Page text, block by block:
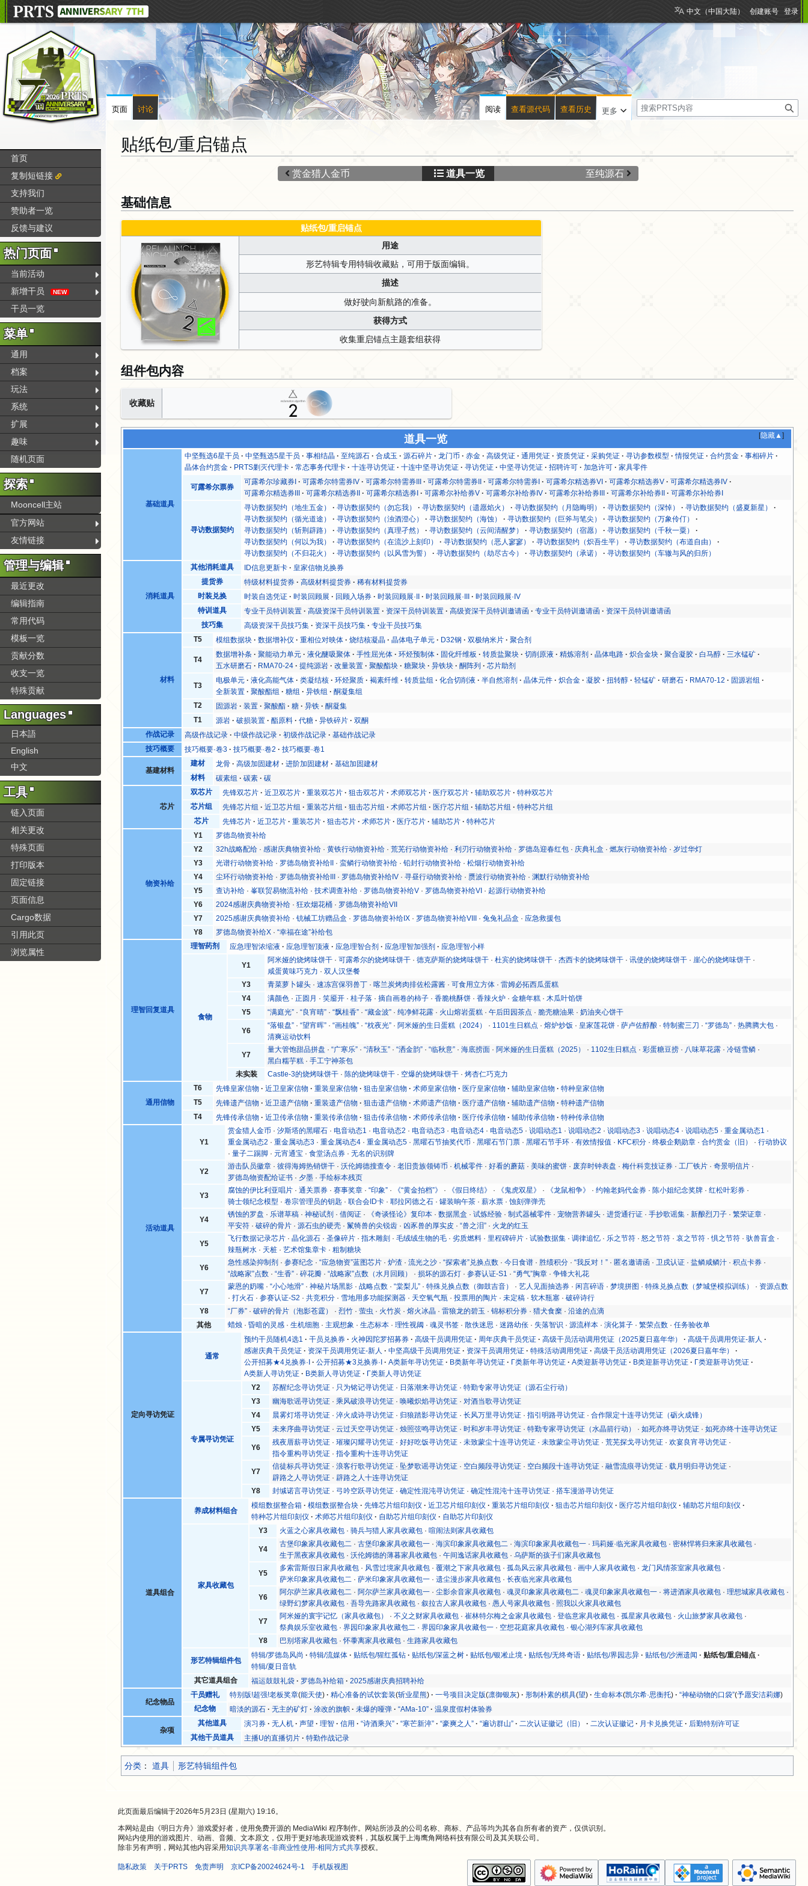
贴纸包/重启锚点
到
导
到
搜
道具一览
赏金猎人金币 至纯源石
基础信息
贴纸包/重启锚点
用途
形艺特辑专用特辑收藏贴，可用于版面编辑。
描述
做好驶向新航路的准备。
获得方式
收集重启锚点主题套组获得
组件包内容
收藏贴
[隐藏▲]
道具一览
基础道具
中坚甄选6星干员 中坚甄选5星干员 事相结晶 至纯源石 合成玉 源石碎片 龙门币 赤金 高级凭证 通用凭证 资质凭证 采购凭证 寻访参数模型 情报凭证 合约赏金
事相碎片
晶体合约赏金
PRTS剿灭代理卡 常态事务代理卡 十连寻访凭证 十连中坚寻访凭证 寻访凭证 中坚寻访凭证 招聘许可 加急许可 家具零件
可露希尔票券
可露希尔珍藏券I 可露希尔特需券IV 可露希尔特需券III 可露希尔特需券II 可露希尔特需券I 可露希尔精选券VI 可露希尔精选券V
可露希尔精选券IV
可露希尔精选券III
可露希尔精选券II 可露希尔精选券I 可露希尔补给券V 可露希尔补给券IV 可露希尔补给券III 可露希尔补给券II 可露希尔补给券I
寻访数据契约
寻访数据契约（地生五金） 寻访数据契约（勿忘我） 寻访数据契约（遗愿焰火） 寻访数据契约（月隐晦明） 寻访数据契约（深悼）
寻访数据契约（盛夏新星）
寻访数据契约（循光道途）
寻访数据契约（浊酒澄心） 寻访数据契约（海蚀） 寻访数据契约（巨斧与笔尖）
寻访数据契约（万象伶仃）
寻访数据契约（斩荆辟路）
寻访数据契约（真理孑然） 寻访数据契约（云间清醒梦） 寻访数据契约（宿愿）
寻访数据契约（千秋一粟）
寻访数据契约（何以为我）
寻访数据契约（在流沙上刻印） 寻访数据契约（恶人寥寥） 寻访数据契约（炽吾生平）
寻访数据契约（布道自由）
寻访数据契约（不归花火）
寻访数据契约（以风雪为誓） 寻访数据契约（劫尽古今） 寻访数据契约（承诺） 寻访数据契约（车辙与风的归所）
消耗道具
其他消耗道具 ID信息更新卡
皇家信物兑换券
提货券
特级材料提货券 高级材料提货券
稀有材料提货券
时装兑换
时装自选凭证 时装回顾展 回顾入场券 时装回顾展·II 时装回顾展·III
时装回顾展·IV
特训道具
专业干员特训装置 高级资深干员特训装置 资深干员特训装置 高级资深干员特训邀请函 专业干员特训邀请函
资深干员特训邀请函
技巧集
高级资深干员技巧集 资深干员技巧集 专业干员技巧集
材料
T5 模组数据块 数据增补仪 重相位对映体 烧结核凝晶 晶体电子单元 D32钢 双极纳米片 聚合剂
T4
数据增补条 聚能动力单元 液化醚吸聚体 手性屈光体 环烃预制体 固化纤维板 转质盐聚块 切削原液 精炼溶剂 晶体电路 炽合金块 聚合凝胶 白马醇
三水锰矿
五水研磨石
RMA70-24 提纯源岩 改量装置 聚酸酯块 糖聚块 异铁块 酮阵列 芯片助剂
T3
电极单元 液化高能气体 类凝结核 环烃聚质 褐素纤维 转质盐组 化合切削液 半自然溶剂 晶体元件 炽合金 凝胶 扭转醇 轻锰矿 研磨石 RMA70-12
固源岩组
全新装置
聚酸酯组 糖组 异铁组
酮凝集组
T2
固源岩 装置 聚酸酯 糖 异铁
酮凝集
T1
源岩 破损装置 酯原料 代糖 异铁碎片
双酮
作战记录
高级作战记录 中级作战记录 初级作战记录
基础作战记录
技巧概要
技巧概要·卷3 技巧概要·卷2 技巧概要·卷1
基建材料
建材 龙骨 高级加固建材 进阶加固建材
基础加固建材
材料
碳素组 碳素 碳
芯片
双芯片 先锋双芯片 近卫双芯片 重装双芯片 狙击双芯片 术师双芯片 医疗双芯片 辅助双芯片
特种双芯片
芯片组
先锋芯片组 近卫芯片组 重装芯片组 狙击芯片组 术师芯片组 医疗芯片组 辅助芯片组
特种芯片组
芯片
先锋芯片 近卫芯片 重装芯片 狙击芯片 术师芯片 医疗芯片 辅助芯片 特种芯片
物资补给
Y1
罗德岛物资补给
Y2
32h战略配给 ·感谢庆典物资补给 ·黄铁行动物资补给 ·荒芜行动物资补给 ·利刃行动物资补给 · 罗德岛迎春红包 · 庆典礼盒 ·燃灰行动物资补给 ·岁过华灯
Y3
光谱行动物资补给 · 罗德岛物资补给II ·蛮鳞行动物资补给 ·铅封行动物资补给 ·松烟行动物资补给
Y4
尘环行动物资补给 · 罗德岛物资补给III · 罗德岛物资补给IV ·寻昼行动物资补给 · 赝波行动物资补给 ·渊默行动物资补给
Y5
查访补给 ·峯联贸易物流补给 ·技术调查补给 · 罗德岛物资补给V · 罗德岛物资补给VI · 起源行动物资补给
Y6
2024感谢庆典物资补给 ·狂欢烟花桶 · 罗德岛物资补给VII
Y7
2025感谢庆典物资补给 ·铳械工坊赠品盒 · 罗德岛物资补给IX · 罗德岛物资补给VIII ·兔兔礼品盒 ·应急救援包
Y8
罗德岛物资补给X ·“幸福在途”补给包
理智回复道具
理智药剂 应急理智浓缩液 应急理智顶液 应急理智合剂 应急理智加强剂 应急理智小样
食物
Y1
阿米娅的烧烤味饼干 ·可露希尔的烧烤味饼干 ·德克萨斯的烧烤味饼干 ·杜宾的烧烤味饼干 ·杰西卡的烧烤味饼干 ·讯使的烧烤味饼干 · 崖心的烧烤味饼干 ·
咸蛋黄味巧克力 ·双人汉堡餐
Y3
青菜萝卜罐头 ·速冻宫保羽兽丁 ·喀兰炭烤肉排佐松露酱 ·可食用立方体 ·雷姆必拓西瓜蛋糕
Y4
满颜色 ·正圆月 ·笑靥开 ·桂子落 ·摘自画卷的柿子 ·香脆桃酥饼 ·香辣火炉 ·金糖年糕 ·木瓜叶馅饼
Y5
“满庭光” ·“良宵晴” ·“飘桂香” ·“藏金波” ·纯净鲜花露 · 火山熔岩蛋糕 ·午后田园茶点 · 脆壳糖油果 ·奶油夹心饼干
Y6
“落银盘” ·“望宵晖” ·“画桂魄” ·“枕夜光” · 阿米娅的生日蛋糕（2024） · 1101生日糕点 ·熔炉炒饭 · 皇家莲花饼 ·萨卢佐醇酿 ·特制蜜三刀 ·“罗德岛” ·热腾腾大包 ·
清爽运动饮料
Y7
量大管饱甜品拼盘 ·“广寒乐” ·“清秋玉” ·“洒金韵” ·“临秋意” ·海底捞面 · 阿米娅的生日蛋糕（2025） · 1102生日糕点 ·彩蛋糖豆捞 · 八味草花露 ·冷链雪鳞 ·
黑白糯芋糕 ·手工宁神茶包
未实装
Castle-3的烧烤味饼干 · 陈的烧烤味饼干 · 空爆的烧烤味饼干 ·烤杏仁巧克力
通用信物
T6 先锋皇家信物 近卫皇家信物 重装皇家信物 狙击皇家信物 术师皇家信物 医疗皇家信物 辅助皇家信物
特种皇家信物
T5
先锋遗产信物 近卫遗产信物 重装遗产信物 狙击遗产信物 术师遗产信物 医疗遗产信物 辅助遗产信物
特种遗产信物
T4
先锋传承信物 近卫传承信物 重装传承信物 狙击传承信物 术师传承信物 医疗传承信物 辅助传承信物 特种传承信物
活动道具
Y1
赏金猎人金币 ·汐斯塔的黑曜石 ·电音动态1 ·电音动态2 ·电音动态3 ·电音动态4 ·电音动态5 ·说唱动态1 ·说唱动态2 ·说唱动态3 ·说唱动态4 ·说唱动态5 ·重金属动态1 ·
重金属动态2 ·重金属动态3 ·重金属动态4 ·重金属动态5 ·黑曜石节抽奖代币 ·黑曜石节门票 ·黑曜石节手环 ·有效情报值 · KFC积分 ·终极企鹅勋章 ·合约赏金（旧） ·行动协议
·量子二踢脚 ·元宵通宝 ·食堂汤点券 ·无名的识别牌
Y2
游击队员徽章 ·彼得海姆热销饼干 ·沃伦姆德搜查令 ·老旧贵族领铸币 ·机械零件 ·好看的蘑菇 ·美味的蜜饼 · 废弃时钟表盘 ·梅什科竞技证券 ·工厂铁片 ·奇景明信片 ·
罗德岛物资配给证书 · 夕墨 ·手绘标本残页
Y3
腐蚀的伊比利亚唱片 ·通关票券 ·赛事奖章 ·“印象” · 《“黄金拍档”》 · 《假日终结》 · 《鬼虎双星》 · 《龙鼠相争》 ·约翰老妈代金券 · 陈小姐纪念奖牌 ·红松叶彩券 ·
骑士领纪念模型 ·卷宗管理员的钥匙 ·联合会ID卡 ·耶拉冈德之石 ·罐装晌午茶 ·薪水票 ·蚀刻弹弹壳
Y4
锈蚀的罗盘 ·乐谱草稿 ·神秘试剂 ·借阅证 · 《奇谈怪论》复印本 ·数据黑盒 ·试炼经验 ·制式器械零件 ·宠物营养罐头 ·进货通行证 ·手抄歌谣集 ·新酿烈刀子 ·繁荣证章 ·
平安符 ·破碎的骨片 ·源石虫的硬壳 ·鬣犄兽的尖锐齿 · 凶豕兽的厚实皮 ·“兽之泪” · 火龙的红玉
Y5
飞行数据记录芯片 ·晶化源石 ·圣像碎片 ·指木雕刻 ·毛绒绒生物的毛 ·劣质燃料 · 里程碑碎片 ·试验数据集 ·调律追忆 ·乐之节符 ·怒之节符 ·哀之节符 ·惧之节符 ·驮兽盲盒 ·
辣瓶树水 · 天桩 ·艺术馆集章卡 ·粗制糖块
Y6
急性感染抑制剂 ·参赛纪念 ·“应急物资”蓝图芯片 ·炉渣 ·流光之沙 ·“探索者”兑换点数 ·今日食谱 · 胜绩积分 ·“我反对！” · 匿名邀请函 ·卫戍认证 ·盐鳞咸鳞汁 ·积点卡券 ·
“战略家”点数 ·“生香” ·碎花瓣 ·“战略家”点数（水月回顾） ·损坏的源石灯 ·参赛认证-S1 ·“勇气”胸章 ·争锋大礼花
Y7
蒙恩的奶嘴 ·“小心地滑” ·神秘片场黑影 ·战略点数 ·“棠梨儿” ·特殊兑换点数（御鼓吉音） ·艺人见面抽选券 ·闲言碎语 ·梦境拼图 ·特殊兑换点数（梦城堡模拟训练） · 资源点数
·打火石 ·参赛认证-S2 ·共竞积分 · 雪地用多功能探测器 · 天空氧气瓶 ·投票用的陶片 ·未定稿 ·软木瓶塞 ·破碎诗行
Y8
“厂券” ·破碎的骨片（泡影苍霆） ·烈竹 ·萤虫 · 火竹炭 ·熔火冰晶 ·雷狼龙的碧玉 ·锦标积分券 ·猎犬食糜 ·沿途的点滴
其他
蜡烛 ·昏暗的灵感 ·生机细胞 · 主观想象 ·生态标本 ·理性视阈 ·魂灵书签 ·散佚迷思 ·迷路幼伥 · 失落智识 ·源流样本 ·演化算子 ·繁荣点数 ·任务验收单
定向寻访凭证
通常
预约干员随机4选1 干员兑换券 火神因陀罗招募券 高级干员调用凭证 周年庆典干员凭证 高级干员活动调用凭证（2025夏日嘉年华）
高级干员调用凭证-新人
感谢庆典干员凭证
资深干员调用凭证-新人 中坚高级干员调用凭证 资深干员调用凭证 特殊活动调用凭证
高级干员活动调用凭证（2026夏日嘉年华）
公开招募★4兑换券·I
公开招募★3兑换券·I Α类新年寻访凭证 Β类新年寻访凭证 Γ类新年寻访凭证 Α类迎新寻访凭证 Β类迎新寻访凭证
Γ类迎新寻访凭证
Α类新人寻访凭证
Β类新人寻访凭证 Γ类新人寻访凭证
专属寻访凭证
Y2 苏醒纪念寻访凭证 · 只为铭记寻访凭证 · 日落潮来寻访凭证 ·特勤专家寻访凭证（源石尘行动）
Y3
幽海歌谣寻访凭证 ·乘风破浪寻访凭证 ·唤曦炽焰寻访凭证 ·对酒当歌寻访凭证
Y4
晨雾灯塔寻访凭证 ·淬火成诗寻访凭证 · 归狼踏影寻访凭证 ·长风万里寻访凭证 ·指引明路寻访凭证 ·合作限定十连寻访凭证（砺火成锋）
Y5
未来序曲寻访凭证 ·云过天空寻访凭证 ·烛照弦鸣寻访凭证 · 时和岁丰寻访凭证 ·特勤专家寻访凭证（水晶箭行动） ·如死亦终寻访凭证 ·如死亦终十连寻访凭证
Y6
残夜厝薪寻访凭证 ·璀璨闪耀寻访凭证 ·好好吃饭寻访凭证 ·未致蒙尘十连寻访凭证 ·未致蒙尘寻访凭证 ·荒芜探戈寻访凭证 ·欢宴良宵寻访凭证 ·
指令重构寻访凭证 ·指令重构十连寻访凭证
Y7
信徒标兵寻访凭证 ·浪客行歌寻访凭证 · 坠梦歌谣寻访凭证 · 空白频段寻访凭证 · 空白频段十连寻访凭证 ·融雪流痕寻访凭证 ·载月明归寻访凭证 ·
辟路之人寻访凭证 · 辟路之人十连寻访凭证
Y8
封缄诺言寻访凭证 · 弓吟空跃寻访凭证 ·确定性混沌寻访凭证 ·确定性混沌十连寻访凭证 ·搭车漫游寻访凭证
道具组合
养成材料组合
模组数据整合箱 模组数据整合块 先锋芯片组印刻仪 近卫芯片组印刻仪 重装芯片组印刻仪 狙击芯片组印刻仪 医疗芯片组印刻仪
辅助芯片组印刻仪
特种芯片组印刻仪
术师芯片组印刻仪 自助芯片组印刻仪 自助芯片印刻仪
家具收藏包
Y3 火蓝之心家具收藏包 ·骑兵与猎人家具收藏包 ·喧闹法则家具收藏包
Y4
古堡印象家具收藏包二 ·古堡印象家具收藏包一 ·海滨印象家具收藏包二 ·海滨印象家具收藏包一 ·玛莉娅·临光家具收藏包 ·密林悍将归来家具收藏包 ·
生于黑夜家具收藏包 ·沃伦姆德的薄暮家具收藏包 ·午间逸话家具收藏包 ·乌萨斯的孩子们家具收藏包
Y5
多索雷斯假日家具收藏包 · 风雪过境家具收藏包 ·覆潮之下家具收藏包 ·孤岛风云家具收藏包 ·画中人家具收藏包 ·龙门风情茶室家具收藏包 ·
萨米印象家具收藏包二 ·萨米印象家具收藏包一 ·遗尘漫步家具收藏包 ·长夜临光家具收藏包
Y6
阿尔萨兰家具收藏包二 · 阿尔萨兰家具收藏包一 ·尘影余音家具收藏包 ·魂灵印象家具收藏包二 ·魂灵印象家具收藏包一 ·将进酒家具收藏包 ·理想城家具收藏包 ·
绿野幻梦家具收藏包 ·吾导先路家具收藏包 ·叙拉古人家具收藏包 ·愚人号家具收藏包 · 照我以火家具收藏包
Y7
阿米娅的寰宇记忆（家具收藏包） ·不义之财家具收藏包 ·崔林特尔梅之金家具收藏包 ·登临意家具收藏包 ·孤星家具收藏包 · 火山旅梦家具收藏包 ·
祭典娱乐室收藏包 ·界园印象家具收藏包二 ·界园印象家具收藏包一 · 空想花庭家具收藏包 ·银心湖列车家具收藏包
Y8
巴别塔家具收藏包 ·怀黍离家具收藏包 ·生路家具收藏包
形艺特辑组件包
特辑/罗德岛风尚 特辑/流媒体 贴纸包/猩红孤钻 贴纸包/深蓝之树 贴纸包/银凇止境 贴纸包/无终奇语 贴纸包/界园志异 贴纸包/沙洲遗闻
贴纸包/重启锚点
特辑/夏日音轨
其它道具组合
福运鼓鼓礼袋 罗德岛补给箱 2025感谢庆典招聘补给
纪念物品
干员赠礼 特别版!超强!老板奖章(能天使) 精心准备的试饮套装(斩业星熊) 一号项目决定版(凛御银灰) 形制朴素的棋具(望) 生命标本(凯尔希·思衡托) “神秘动物的口袋”(予愿安洁莉娜)
纪念物
暗淡的源石 无主的矿灯 涂改的旗帜 未爆的哑弹 “AMa-10” 温泉度假村体验券
杂项
其他道具 演习券 无人机 声望 理智 信用 “诗酒乘兴” “寒芒新淬” “豪爽之人” “遍访群山” 二次认证徽记（旧） 二次认证徽记 月卡兑换凭证
后勤特别许可证
其他干员道具
主播U的直播切片 特勤作战记录
分类 ：​ 道具 形艺特辑组件包
中文（中国大陆） 创建账号 登录
页面 讨论 阅读 查看源代码 查看历史 更多
搜
索
首页
复制短链接
支持我们
赞助者一览
反馈与建议
热门页面
当前活动
新增干员
NEW
干员一览
菜单
通用
档案
玩法
系统
扩展
趣味
随机页面
探索
Mooncell主站
官方网站
友情链接
管理与编辑
最近更改
编辑指南
常用代码
模板一览
贡献分数
收支一览
特殊贡献
Languages
日本語
English
中文
工具
链入页面
相关更改
特殊页面
打印版本
固定链接
页面信息
Cargo数据
引用此页
浏览属性
此页面最后编辑于2026年5月23日 (星期六) 19:16。
本网站是由《明日方舟》游戏爱好者，使用免费开源的 MediaWiki 程序制作。网站所涉及的公司名称、商标、产品等均为其各自所有者的资产，仅供识别。
网站内使用的游戏图片、动画、音频、文本原文，仅用于更好地表现游戏资料，其版权属于上海鹰角网络科技有限公司及其关联公司。
除非另有声明，网站其他内容采用知识共享署名-非商业性使用-相同方式共享授权。
隐私政策 关于PRTS 免责声明 京ICP备20024624号-1 手机版视图